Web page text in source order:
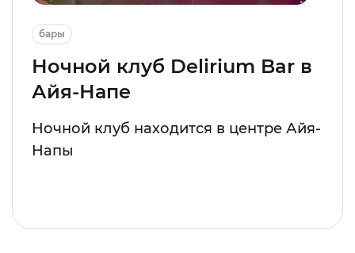
бары
Ночной клуб Delirium Bar в
Айя-Напе
Ночной клуб находится в центре Айя-
Напы